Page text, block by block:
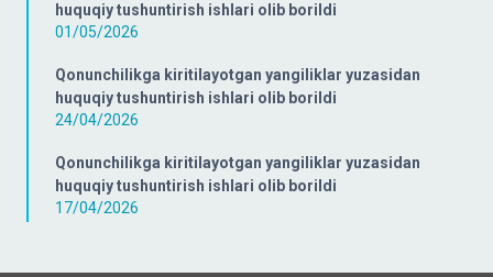
huquqiy tushuntirish ishlari olib borildi
01/05/2026
Qonunchilikga kiritilayotgan yangiliklar yuzasidan
huquqiy tushuntirish ishlari olib borildi
24/04/2026
Qonunchilikga kiritilayotgan yangiliklar yuzasidan
huquqiy tushuntirish ishlari olib borildi
17/04/2026